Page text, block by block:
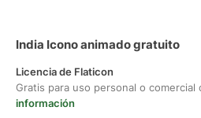
India Icono animado gratuito
Licencia de Flaticon
Gratis para uso personal o comercial
información